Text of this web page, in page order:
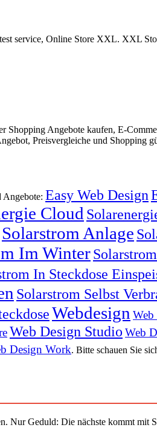
service, Online Store XXL. XXL
Shopping Angebote kaufen, E-
Preisvergleiche und Shopping
Angebote: Easy Web Design
Cloud
Solarstrom Anlage
Im Winter
In Steckdose
Solarstrom Selbst
Webdesign Web
Web Design Studio Web
Design Work. Bitte schauen Sie
Nur Geduld: Die nächste kommt mit